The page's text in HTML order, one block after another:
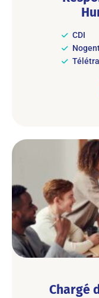
CDI
Chargé